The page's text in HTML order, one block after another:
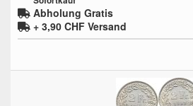
Abholung Gratis
+ 3,90 CHF Versand